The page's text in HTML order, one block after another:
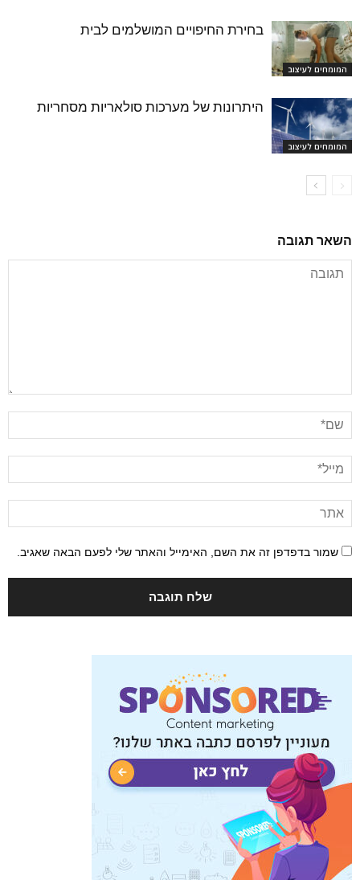
המומחים לעיצוב
בחירת החיפויים המושלמים לבית
המומחים לעיצוב
היתרונות של מערכות סולאריות מסחריות
השאר תגובה
שמור בדפדפן זה את השם, האימייל והאתר שלי לפעם הבאה שאגיב.